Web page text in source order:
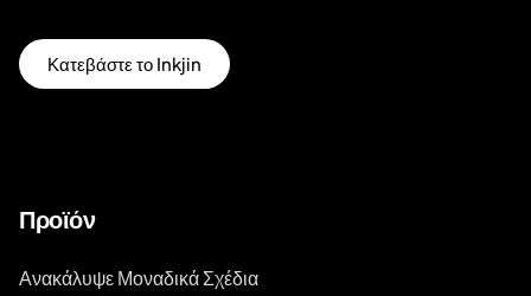
Κατεβάστε το Inkjin
Προϊόν
Ανακάλυψε Μοναδικά Σχέδια